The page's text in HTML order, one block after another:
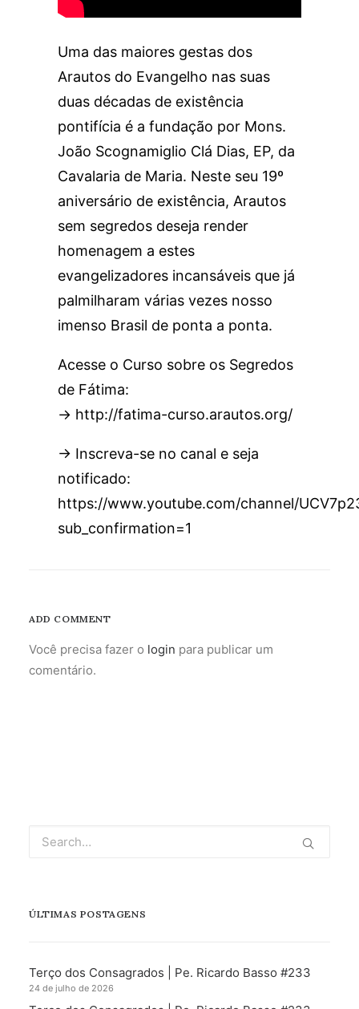
Uma das maiores gestas dos
Arautos do Evangelho nas suas
duas décadas de existência
pontifícia é a fundação por Mons.
João Scognamiglio Clá Dias, EP, da
Cavalaria de Maria. Neste seu 19º
aniversário de existência, Arautos
sem segredos deseja render
homenagem a estes
evangelizadores incansáveis que já
palmilharam várias vezes nosso
imenso Brasil de ponta a ponta.
Acesse o Curso sobre os Segredos
de Fátima:
→ http://fatima-curso.arautos.org/
→ Inscreva-se no canal e seja
notificado:
https://www.youtube.com/channel/
sub_confirmation=1
ADD COMMENT
Você precisa fazer o login para publicar um
comentário.
ÚLTIMAS POSTAGENS
Terço dos Consagrados | Pe. Ricardo Basso #233
24 de julho de 2026